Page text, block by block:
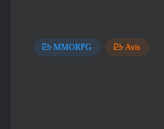
MMORPG Avis